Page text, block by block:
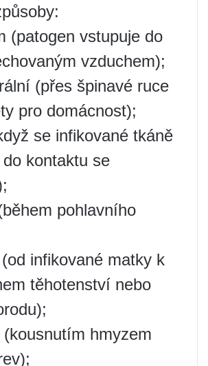
(patogen vstupuje do
vzduchem);
(přes špinavé ruce
pro domácnost);
se infikované tkáně
kontaktu se
pohlavního
infikované matky k
těhotenství nebo
(kousnutím hmyzem